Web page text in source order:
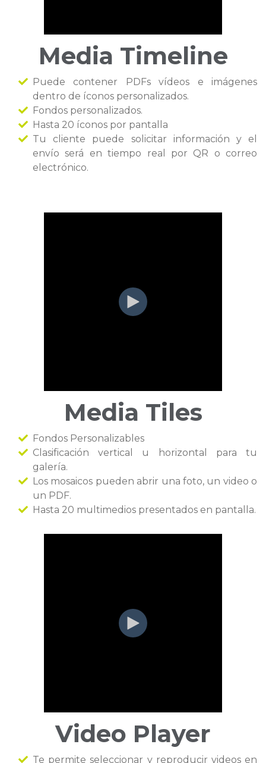
Media Timeline
Puede contener PDFs vídeos e imágenes
dentro de íconos personalizados.
Fondos personalizados.
Hasta 20 íconos por pantalla
Tu cliente puede solicitar información y el
envío será en tiempo real por QR o correo
electrónico.
Media Tiles
Fondos Personalizables
Clasificación vertical u horizontal para tu
galería.
Los mosaicos pueden abrir una foto, un video o
un PDF.
Hasta 20 multimedios presentados en pantalla.
Video Player
Te permite seleccionar y reproducir videos en